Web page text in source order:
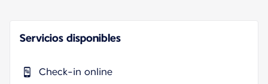
Servicios disponibles
Check-in online